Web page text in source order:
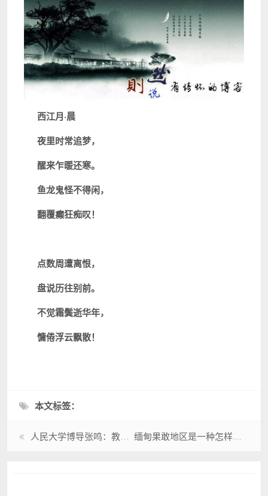
西江月·晨
夜里时常追梦，
醒来乍暖还寒。
鱼龙鬼怪不得闲，
翻覆癫狂痴叹！
点数周遭离恨，
盘说历往别前。
不觉霜鬓逝华年，
慵倦浮云飘散！
本文标签：
人民大学博导张鸣：教授评级是恶政 缅甸果敢地区是一种怎样的存在？